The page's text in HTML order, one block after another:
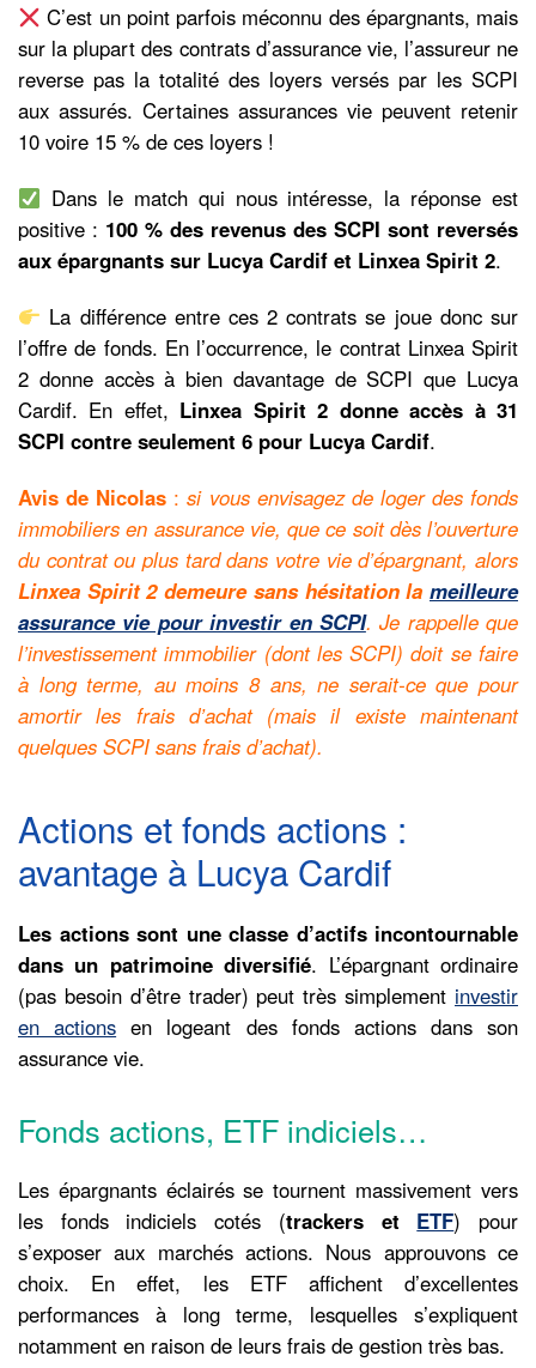
C’est un point parfois méconnu des épargnants, mais
sur la plupart des contrats d’assurance vie, l’assureur ne
reverse pas la totalité des loyers versés par les SCPI
aux assurés. Certaines assurances vie peuvent retenir
10 voire 15 % de ces loyers !
Dans le match qui nous intéresse, la réponse est
positive : 100 % des revenus des SCPI sont reversés
aux épargnants sur Lucya Cardif et Linxea Spirit 2.
La différence entre ces 2 contrats se joue donc sur
l’offre de fonds. En l’occurrence, le contrat Linxea Spirit
2 donne accès à bien davantage de SCPI que Lucya
Cardif. En effet, Linxea Spirit 2 donne accès à 31
SCPI contre seulement 6 pour Lucya Cardif.
Avis de Nicolas :si vous envisagez de loger des fonds
immobiliers en assurance vie, que ce soit dès l’ouverture
du contrat ou plus tard dans votre vie d’épargnant, alors
Linxea Spirit 2 demeure sans hésitation la meilleure
assurance vie pour investir en SCPI. Je rappelle que
l’investissement immobilier (dont les SCPI) doit se faire
à long terme, au moins 8 ans, ne serait-ce que pour
amortir les frais d’achat (mais il existe maintenant
quelques SCPI sans frais d’achat).
Actions et fonds actions :
avantage à Lucya Cardif
Les actions sont une classe d’actifs incontournable
dans un patrimoine diversifié. L’épargnant ordinaire
(pas besoin d’être trader) peut très simplement investir
en actions en logeant des fonds actions dans son
assurance vie.
Fonds actions, ETF indiciels…
Les épargnants éclairés se tournent massivement vers
les fonds indiciels cotés (trackers et ETF) pour
s’exposer aux marchés actions. Nous approuvons ce
choix. En effet, les ETF affichent d’excellentes
performances à long terme, lesquelles s’expliquent
notamment en raison de leurs frais de gestion très bas.